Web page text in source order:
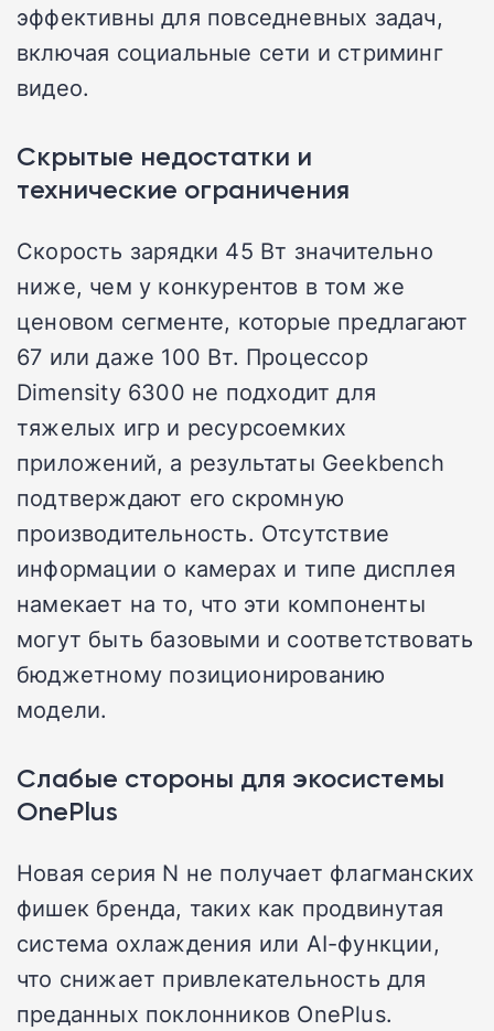
эффективны для повседневных задач,
включая социальные сети и стриминг
видео.
Скрытые недостатки и
технические ограничения
Скорость зарядки 45 Вт значительно
ниже, чем у конкурентов в том же
ценовом сегменте, которые предлагают
67 или даже 100 Вт. Процессор
Dimensity 6300 не подходит для
тяжелых игр и ресурсоемких
приложений, а результаты Geekbench
подтверждают его скромную
производительность. Отсутствие
информации о камерах и типе дисплея
намекает на то, что эти компоненты
могут быть базовыми и соответствовать
бюджетному позиционированию
модели.
Слабые стороны для экосистемы
OnePlus
Новая серия N не получает флагманских
фишек бренда, таких как продвинутая
система охлаждения или AI-функции,
что снижает привлекательность для
преданных поклонников OnePlus.